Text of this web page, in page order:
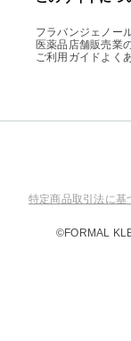
フラバンジェノー
医薬品店舗販売業
ご利用ガイドよく
特定商品取引法に基
©FORMAL